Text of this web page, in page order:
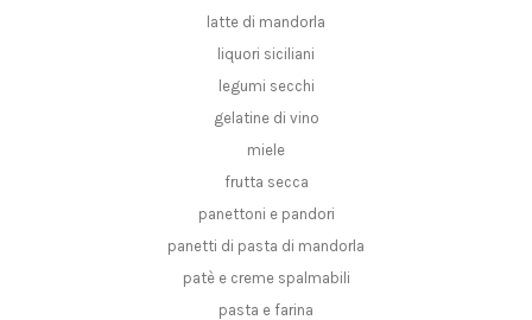
latte di mandorla
liquori siciliani
legumi secchi
gelatine di vino
miele
frutta secca
panettoni e pandori
panetti di pasta di mandorla
patè e creme spalmabili
pasta e farina